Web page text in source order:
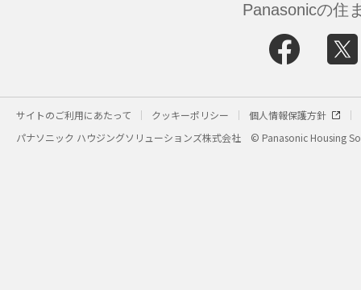
Panasonicの住
サイトのご利用にあたって クッキーポリシー
個人情報保護方針
パナソニック ハウジングソリューションズ株式会社
© Panasonic Housing